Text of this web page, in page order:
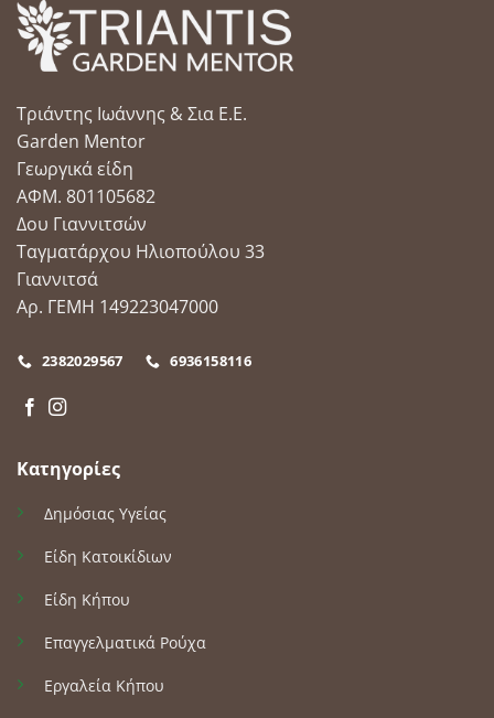
Τριάντης Ιωάννης & Σια Ε.Ε.
Garden Mentor
Γεωργικά είδη
ΑΦΜ. 801105682
Δου Γιαννιτσών
Ταγματάρχου Ηλιοπούλου 33
Γιαννιτσά
Αρ. ΓΕΜΗ 149223047000
2382029567 6936158116
Κατηγορίες
Δημόσιας Υγείας
Είδη Κατοικίδιων
Είδη Κήπου
Επαγγελματικά Ρούχα
Εργαλεία Κήπου